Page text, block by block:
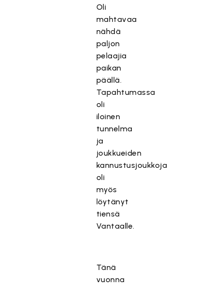
Oli
mahtavaa
nähdä
paljon
pelaajia
paikan
päällä.
Tapahtumassa
oli
iloinen
tunnelma
ja
joukkueiden
kannustusjoukkoja
oli
myös
löytänyt
tiensä
Vantaalle.
Tänä
vuonna